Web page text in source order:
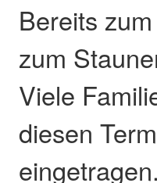
Bereits
zum
Viele
diesen